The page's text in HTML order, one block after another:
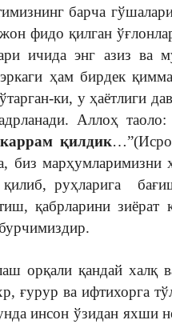
барча
фидо қилган
ичида энг азиз ва
ҳам бирдек
ки, у ҳаётлиги
Аллоҳ таоло:
қилдик
биз
руҳларига
қабрларини зиёрат
орқали қандай халқ
ғурур ва ифтихорга
инсон ўзидан яхши